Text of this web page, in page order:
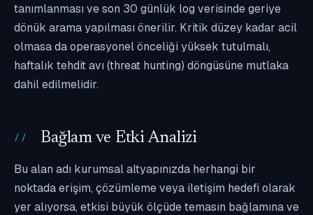
tanımlanması ve son 30 günlük log verisinde geriye
dönük arama yapılması önerilir. Kritik düzey kadar acil
olmasa da operasyonel önceliği yüksek tutulmalı,
haftalık tehdit avı (threat hunting) döngüsüne mutlaka
dahil edilmelidir.
Bağlam ve Etki Analizi
Bu alan adı kurumsal altyapınızda herhangi bir
noktada erişim, çözümleme veya iletişim hedefi olarak
yer alıyorsa, etkisi büyük ölçüde temasın bağlamına ve